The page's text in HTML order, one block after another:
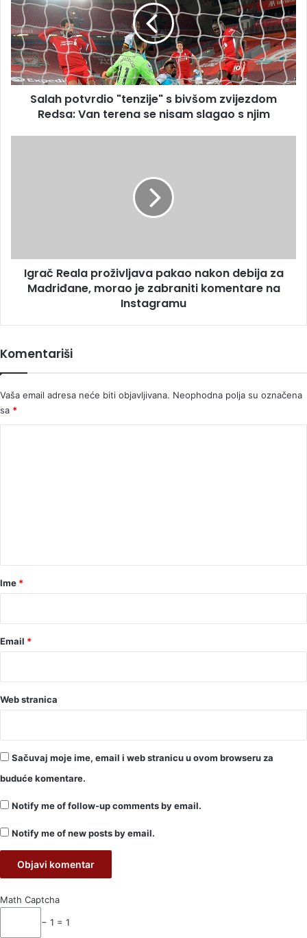
bivšom
zvijezdom
Redsa:
Van
terena
Salah potvrdio "tenzije" s bivšom zvijezdom
Redsa: Van terena se nisam slagao s njim
morao
zabraniti
Instagramu
Igrač Reala proživljava pakao nakon debija za
Madriđane, morao je zabraniti komentare na
Instagramu
Komentariši
Vaša email adresa neće biti objavljivana. Neophodna polja su označena
sa *
rIme *
Email *
Web stranica
Sačuvaj moje ime, email i web stranicu u ovom browseru za
buduće komentare.
Notify me of follow-up comments by email.
Notify me of new posts by email.
Math Captcha
− 1 = 1